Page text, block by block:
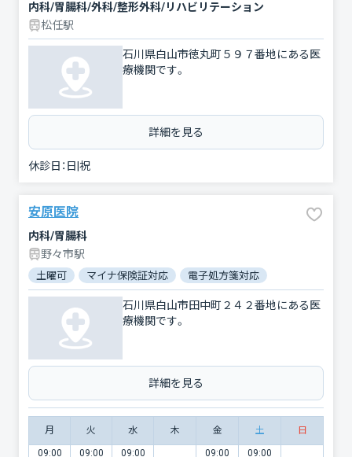
内科/胃腸科/外科/整形外科/リハビリテーション
松任駅
石川県白山市徳丸町５９７番地にある医
療機関です。
詳細を見る
休診日： 日|祝
安原医院
内科/胃腸科
野々市駅
土曜可 マイナ保険証対応 電子処方箋対応
石川県白山市田中町２４２番地にある医
療機関です。
詳細を見る
月 火 水 木 金 土 日
09:00
09:00
09:00
09:00
09:00